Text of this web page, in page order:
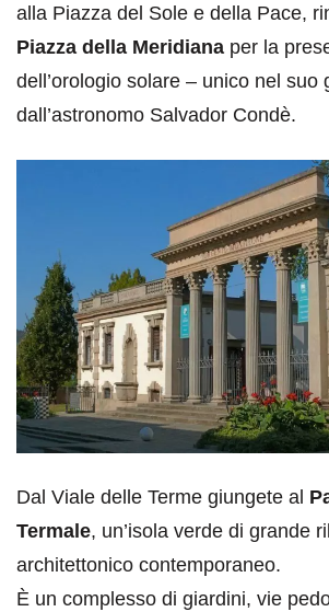
alla Piazza del Sole e della Pace,
Piazza della Meridiana per la
dell’orologio solare – unico nel suo
dall’astronomo Salvador Condè.
Dal Viale delle Terme giungete al
Termale, un’isola verde di grande
architettonico contemporaneo.
È un complesso di giardini, vie